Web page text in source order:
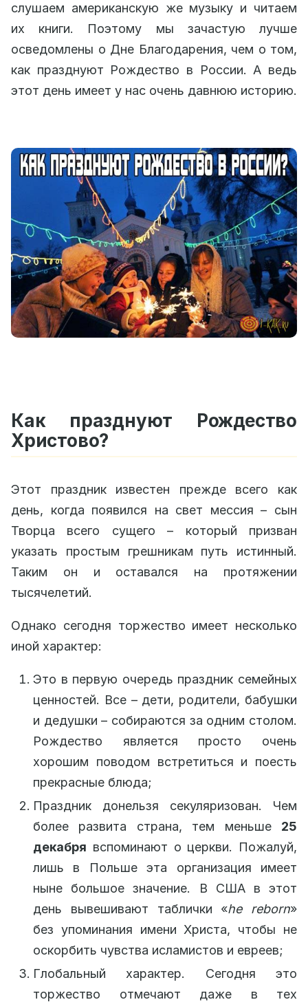
слушаем американскую же музыку и читаем
их книги. Поэтому мы зачастую лучше
осведомлены о Дне Благодарения, чем о том,
как празднуют Рождество в России. А ведь
этот день имеет у нас очень давнюю историю.
Как празднуют Рождество
Христово?
Этот праздник известен прежде всего как
день, когда появился на свет мессия – сын
Творца всего сущего – который призван
указать простым грешникам путь истинный.
Таким он и оставался на протяжении
тысячелетий.
Однако сегодня торжество имеет несколько
иной характер:
Это в первую очередь праздник семейных
ценностей. Все – дети, родители, бабушки
и дедушки – собираются за одним столом.
Рождество является просто очень
хорошим поводом встретиться и поесть
прекрасные блюда;
Праздник донельзя секуляризован. Чем
более развита страна, тем меньше 25
декабря вспоминают о церкви. Пожалуй,
лишь в Польше эта организация имеет
ныне большое значение. В США в этот
день вывешивают таблички «he reborn»
без упоминания имени Христа, чтобы не
оскорбить чувства исламистов и евреев;
Глобальный характер. Сегодня это
торжество отмечают даже в тех